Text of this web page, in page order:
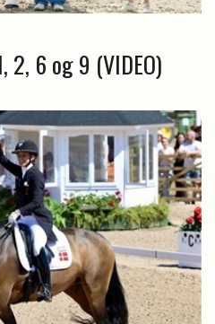
2, 6 og 9 (VIDEO)